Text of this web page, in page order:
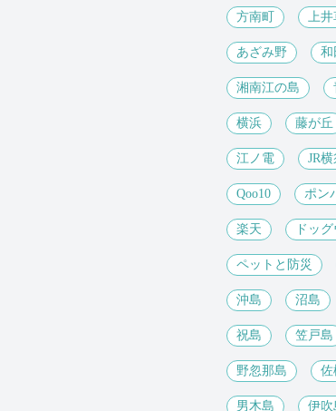
方南町 上井
あざみ野 和
湘南江の島
横浜 藤が丘
江ノ電 JR
Qoo10 ポン
楽天 ドッ
ペットと防災
沖島 沼島
祝島 笠戸島
野忽那島 佐
男木島 伊吹